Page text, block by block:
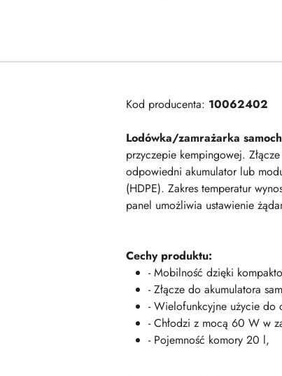
Kod producenta: 10062402
Lodówka/zamrażarka
przyczepie kempingowej. Złącze
odpowiedni akumulator lub
(HDPE). Zakres temperatur
panel umożliwia ustawienie
Cechy produktu:
- Mobilność dzięki
- Złącze do akumulatora
- Wielofunkcyjne użycie do
- Chłodzi z mocą 60 W w
- Pojemność komory 20 l,